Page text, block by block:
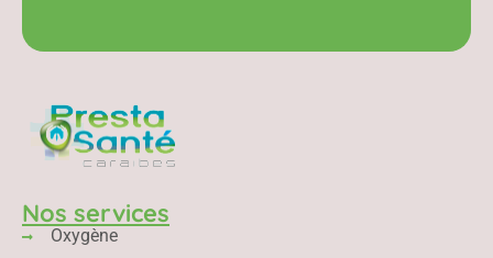
Nos services
Oxygène